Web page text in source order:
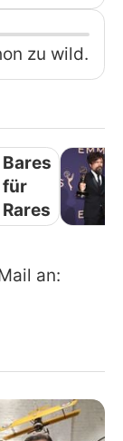
zu wild.
Bares
für
Rares
an: